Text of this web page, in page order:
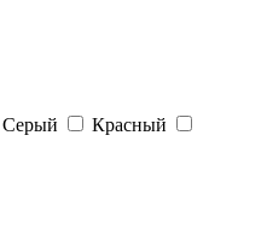
Серый
Красный